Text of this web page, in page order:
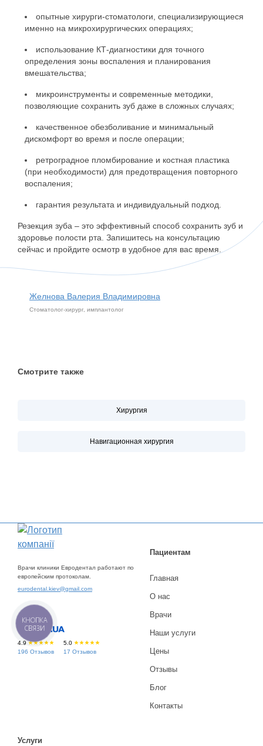
опытные хирурги-стоматологи, специализирующиеся
именно на микрохирургических операциях;
использование КТ-диагностики для точного
определения зоны воспаления и планирования
вмешательства;
микроинструменты и современные методики,
позволяющие сохранить зуб даже в сложных случаях;
качественное обезболивание и минимальный
дискомфорт во время и после операции;
ретроградное пломбирование и костная пластика
(при необходимости) для предотвращения повторного
воспаления;
гарантия результата и индивидуальный подход.
Резекция зуба – это эффективный способ сохранить зуб и
здоровье полости рта. Запишитесь на консультацию
сейчас и пройдите осмотр в удобное для вас время.
Желнова Валерия Владимировна
Стоматолог-хирург, имплантолог
Смотрите также
Хирургия
Навигационная хирургия
Врачи клиники Евродентал работают по
европейским протоколам.
eurodental.kiev@gmail.com
4.9
196 Отзывов
5.0
17 Отзывов
Пациентам
Главная
О нас
Врачи
Наши услуги
Цены
Отзывы
Блог
Контакты
Услуги
КНОПКА
СВЯЗИ